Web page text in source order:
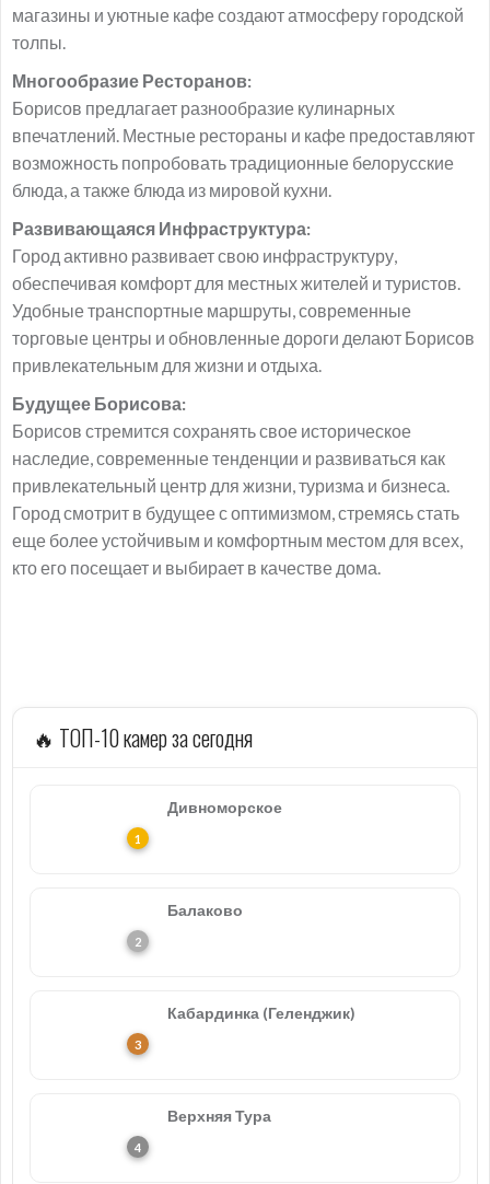
магазины и уютные кафе создают атмосферу городской
толпы.
Многообразие Ресторанов:
Борисов предлагает разнообразие кулинарных
впечатлений. Местные рестораны и кафе предоставляют
возможность попробовать традиционные белорусские
блюда, а также блюда из мировой кухни.
Развивающаяся Инфраструктура:
Город активно развивает свою инфраструктуру,
обеспечивая комфорт для местных жителей и туристов.
Удобные транспортные маршруты, современные
торговые центры и обновленные дороги делают Борисов
привлекательным для жизни и отдыха.
Будущее Борисова:
Борисов стремится сохранять свое историческое
наследие, современные тенденции и развиваться как
привлекательный центр для жизни, туризма и бизнеса.
Город смотрит в будущее с оптимизмом, стремясь стать
еще более устойчивым и комфортным местом для всех,
кто его посещает и выбирает в качестве дома.
🔥 ТОП-10 камер за сегодня
Дивноморское
Балаково
Кабардинка (Геленджик)
Верхняя Тура